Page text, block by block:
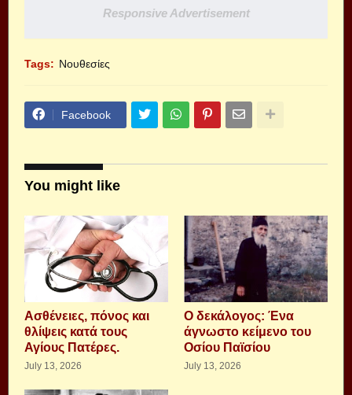
Responsive Advertisement
Tags: Νουθεσίες
Facebook
You might like
Aσθένειες, πόνος και
θλίψεις κατά τους
Αγίους Πατέρες.
July 13, 2026
Ο δεκάλογος: Ένα
άγνωστο κείμενο του
Οσίου Παϊσίου
July 13, 2026